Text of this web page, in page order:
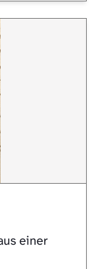
einer